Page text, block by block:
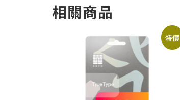
相關商品
特價